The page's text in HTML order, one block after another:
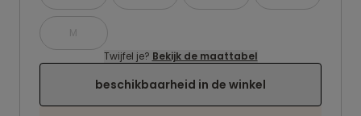
M
Twijfel je? Bekijk de maattabel
beschikbaarheid in de winkel